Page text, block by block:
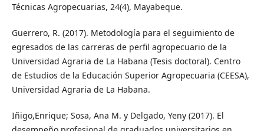
Técnicas Agropecuarias, 24(4), Mayabeque.
Guerrero, R. (2017). Metodología para el seguimiento de
egresados de las carreras de perfil agropecuario de la
Universidad Agraria de La Habana (Tesis doctoral). Centro
de Estudios de la Educación Superior Agropecuaria (CEESA),
Universidad Agraria de La Habana.
Iñigo,Enrique; Sosa, Ana M. y Delgado, Yeny (2017). El